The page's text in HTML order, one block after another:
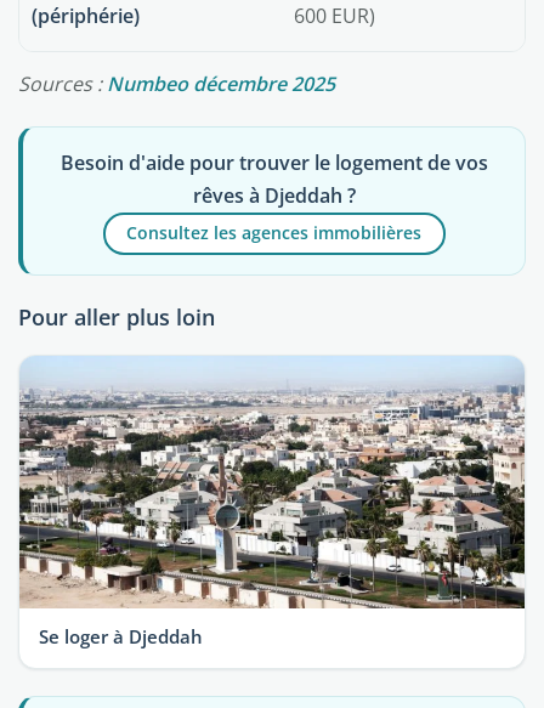
(périphérie)
600 EUR)
Sources :Numbeo décembre 2025
Besoin d'aide pour trouver le logement de vos
rêves à Djeddah ?
Consultez les agences immobilières
Pour aller plus loin
Se loger à Djeddah